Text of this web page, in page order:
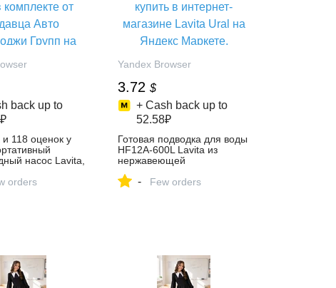
back up to
и 118 оценок у
насос Lavita,
на раму в
продавца
orders
Yandex Browser
3.72 $
+ Cash back up to
52.58₽
Готовая подводка для воды
HF12A-600L Lavita из
нержавеющей
гофрированной трубы
1/2"*1/2", гайка/гайка –
- Few orders